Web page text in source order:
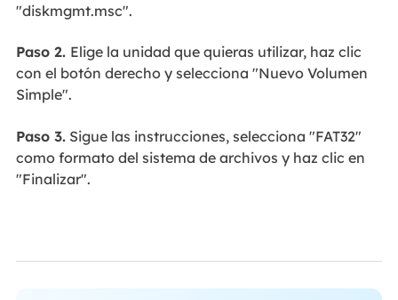
"diskmgmt.msc".
Paso 2. Elige la unidad que quieras utilizar, haz clic
con el botón derecho y selecciona "Nuevo Volumen
Simple".
Paso 3.Sigue las instrucciones, selecciona "FAT32"
como formato del sistema de archivos y haz clic en
"Finalizar".